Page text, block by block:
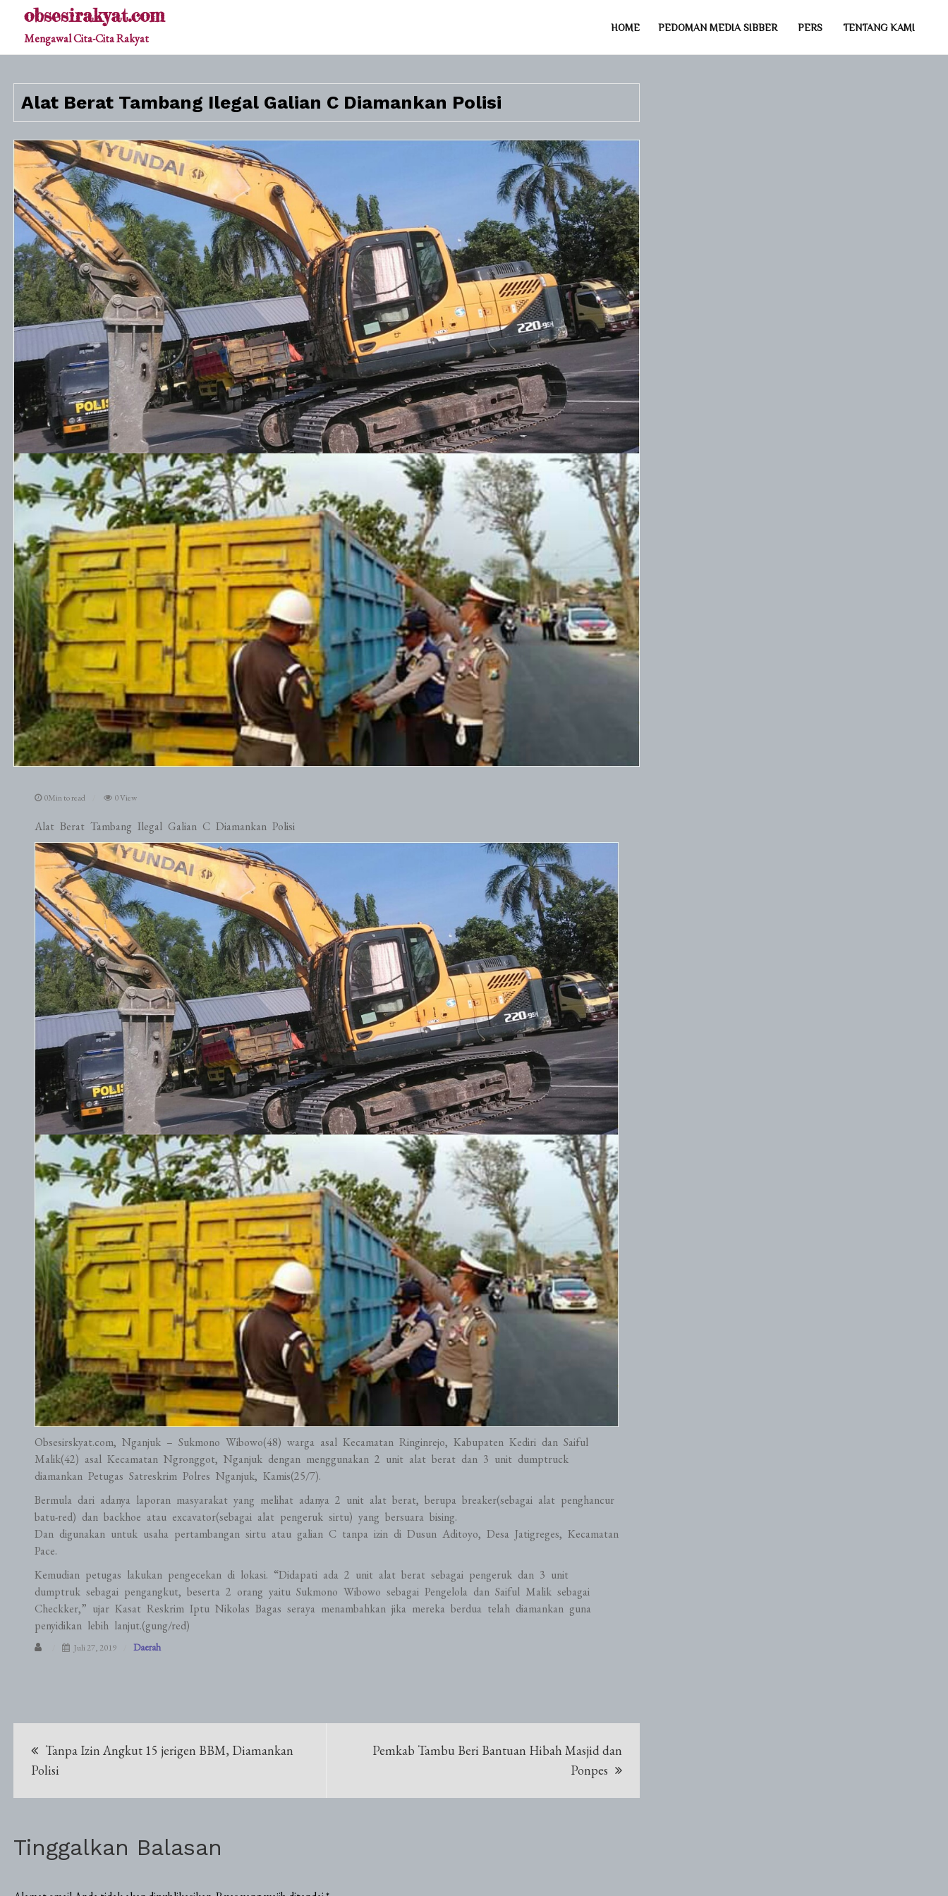
obsesirakyat.com
Mengawal Cita-Cita Rakyat
HOME PEDOMAN MEDIA SIBBER PERS TENTANG KAMI
Alat Berat Tambang Ilegal Galian C Diamankan Polisi
0Min to read 0 View
Alat Berat Tambang Ilegal Galian C Diamankan Polisi
Obsesirskyat.com, Nganjuk – Sukmono Wibowo(48) warga asal Kecamatan Ringinrejo, Kabupaten Kediri dan Saiful
Malik(42) asal Kecamatan Ngronggot, Nganjuk dengan menggunakan 2 unit alat berat dan 3 unit dumptruck
diamankan Petugas Satreskrim Polres Nganjuk, Kamis(25/7).
Bermula dari adanya laporan masyarakat yang melihat adanya 2 unit alat berat, berupa breaker(sebagai alat penghancur
batu-red) dan backhoe atau excavator(sebagai alat pengeruk sirtu) yang bersuara bising.
Dan digunakan untuk usaha pertambangan sirtu atau galian C tanpa izin di Dusun Aditoyo, Desa Jatigreges, Kecamatan
Pace.
Kemudian petugas lakukan pengecekan di lokasi. “Didapati ada 2 unit alat berat sebagai pengeruk dan 3 unit
dumptruk sebagai pengangkut, beserta 2 orang yaitu Sukmono Wibowo sebagai Pengelola dan Saiful Malik sebagai
Checkker,” ujar Kasat Reskrim Iptu Nikolas Bagas seraya menambahkan jika mereka berdua telah diamankan guna
penyidikan lebih lanjut.(gung/red)
Juli 27, 2019 Daerah
Navigasi
pos
Tanpa Izin Angkut 15 jerigen BBM, Diamankan
Polisi
Pemkab Tambu Beri Bantuan Hibah Masjid dan
Ponpes
Tinggalkan Balasan